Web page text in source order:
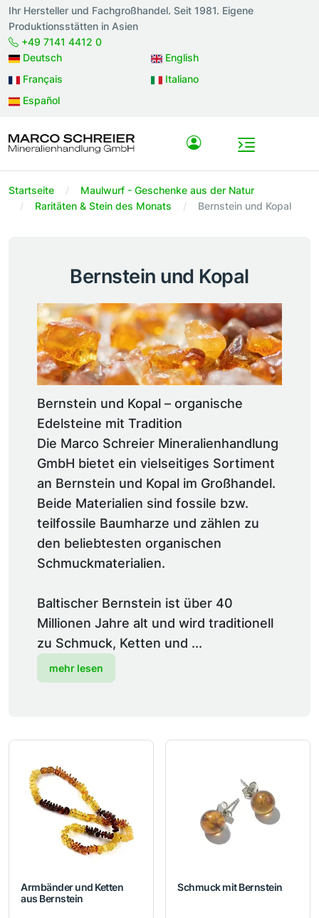
Ihr Hersteller und Fachgroßhandel. Seit 1981. Eigene
Produktionsstätten in Asien
+49 7141 4412 0
Deutsch
English
Français
Italiano
Español
Startseite
Maulwurf - Geschenke aus der Natur
Raritäten & Stein des Monats
Bernstein und Kopal
Bernstein und Kopal
Bernstein und Kopal – organische
Edelsteine mit Tradition
Die Marco Schreier Mineralienhandlung
GmbH bietet ein vielseitiges Sortiment
an Bernstein und Kopal im Großhandel.
Beide Materialien sind fossile bzw.
teilfossile Baumharze und zählen zu
den beliebtesten organischen
Schmuckmaterialien.
Baltischer Bernstein ist über 40
Millionen Jahre alt und wird traditionell
zu Schmuck, Ketten und ...
mehr lesen
Armbänder und Ketten
aus Bernstein
Schmuck mit Bernstein